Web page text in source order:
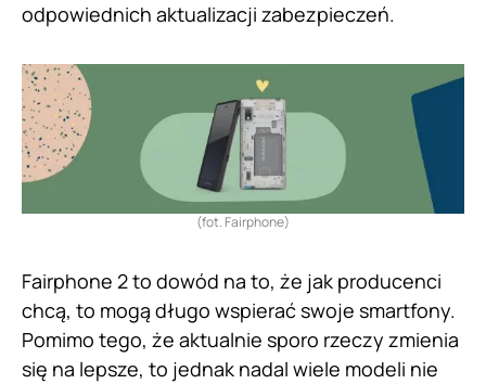
odpowiednich aktualizacji zabezpieczeń.
(fot. Fairphone)
Fairphone 2 to dowód na to, że jak producenci
chcą, to mogą długo wspierać swoje smartfony.
Pomimo tego, że aktualnie sporo rzeczy zmienia
się na lepsze, to jednak nadal wiele modeli nie